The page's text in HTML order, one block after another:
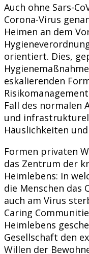
Auch ohne Sars-
Corona-Virus
Heimen an dem
orientiert. Dies,
eskalierenden
Fall des normalen
und
Häuslichkeiten
Formen privaten
das Zentrum der
Heimlebens: In
die Menschen das
auch am Virus
Caring
Heimlebens
Gesellschaft den
Willen der